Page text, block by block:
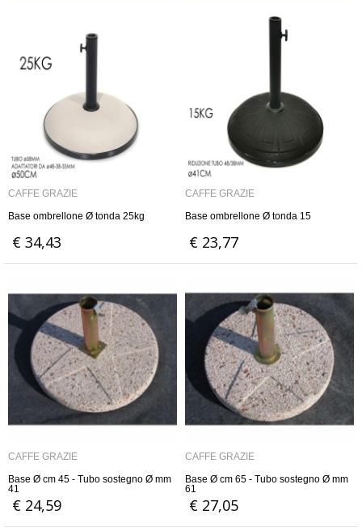
CAFFÈ GRAZIE
Base ombrellone Ø tonda 25kg
€ 34,43
CAFFÈ GRAZIE
Base ombrellone Ø tonda 15
€ 23,77
CAFFÈ GRAZIE
Base Ø cm 45 - Tubo sostegno Ø mm
41
€ 24,59
CAFFÈ GRAZIE
Base Ø cm 65 - Tubo sostegno Ø mm
61
€ 27,05